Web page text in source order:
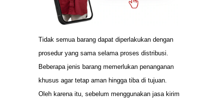
Tidak semua barang dapat diperlakukan dengan
prosedur yang sama selama proses distribusi.
Beberapa jenis barang memerlukan penanganan
khusus agar tetap aman hingga tiba di tujuan.
Oleh karena itu, sebelum menggunakan jasa kirim